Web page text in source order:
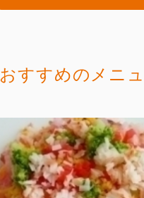
おすすめのメニ